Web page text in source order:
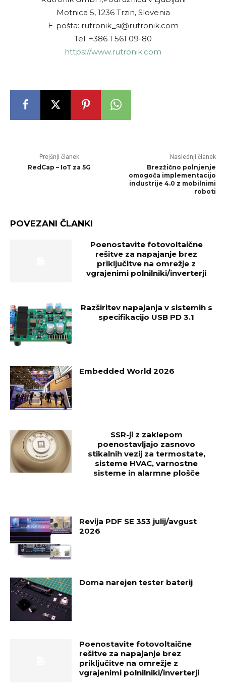
Motnica 5, 1236 Trzin, Slovenia
E-pošta: rutronik_si@rutronik.com
Tel. +386 1 561 09-80
https://www.rutronik.com
Prejšnji članek
RedCap – IoT za 5G
Naslednji članek
Brezžično polnjenje
omogoča implementacijo
industrije 4.0 z mobilnimi
roboti
POVEZANI ČLANKI
Poenostavite fotovoltaične
rešitve za napajanje brez
priključitve na omrežje z
vgrajenimi polnilniki/inverterji
Razširitev napajanja v sistemih s
specifikacijo USB PD 3.1
Embedded World 2026
SSR-ji z zaklepom
poenostavljajo zasnovo
stikalnih vezij za termostate,
sisteme HVAC, varnostne
sisteme in alarmne plošče
Revija PDF SE 353 julij/avgust
2026
Doma narejen tester baterij
Poenostavite fotovoltaične
rešitve za napajanje brez
priključitve na omrežje z
vgrajenimi polnilniki/inverterji